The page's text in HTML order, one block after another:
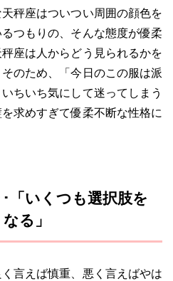
秤座はついつい周囲の顔色を
つもりの、そんな態度が優柔
座は人からどう見られるかを
のため、「今日のこの服は派
ちいち気にして迷ってしまう
求めすぎて優柔不断な性格に
「いくつも選択肢を
る」
言えば慎重、悪く言えばやは